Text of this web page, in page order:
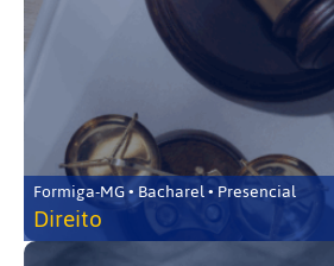
Formiga-MG • Bacharel • Presencial
Direito